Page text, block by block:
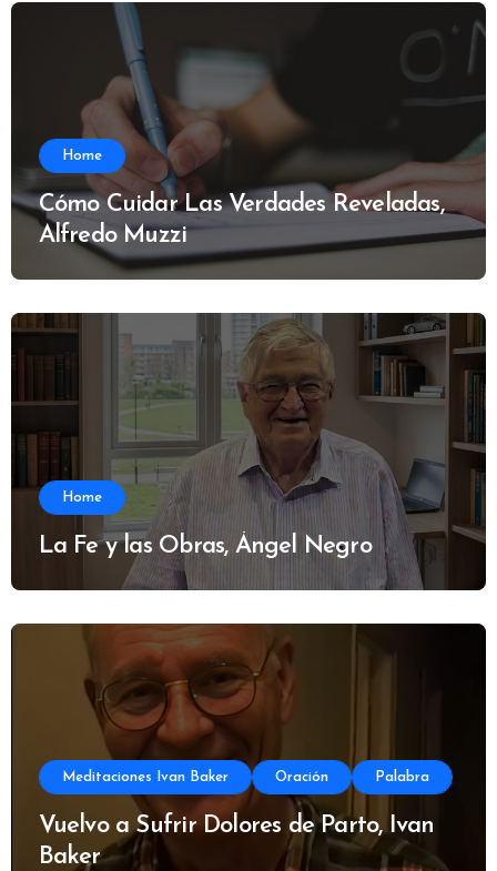
Home
Cómo Cuidar Las Verdades Reveladas,
Alfredo Muzzi
Home
La Fe y las Obras, Ángel Negro
Meditaciones Ivan Baker Oración Palabra
Vuelvo a Sufrir Dolores de Parto, Ivan
Baker